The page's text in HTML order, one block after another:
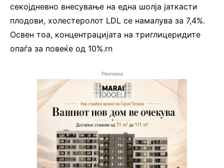
секојдневно внесување на една шолја јаткасти
плодови, холестеролот LDL се намалува за 7,4%.
Освен тоа, концентрацијата на триглицеридите
опаѓа за повеќе од 10%.rn
Реклама